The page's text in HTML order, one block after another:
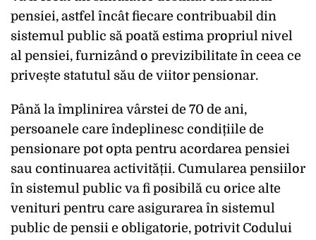
pensiei, astfel încât fiecare contribuabil din
sistemul public să poată estima propriul nivel
al pensiei, furnizând o previzibilitate în ceea ce
privește statutul său de viitor pensionar.
Până la împlinirea vârstei de 70 de ani,
persoanele care îndeplinesc condițiile de
pensionare pot opta pentru acordarea pensiei
sau continuarea activității. Cumularea pensiilor
în sistemul public va fi posibilă cu orice alte
venituri pentru care asigurarea în sistemul
public de pensii e obligatorie, potrivit Codului